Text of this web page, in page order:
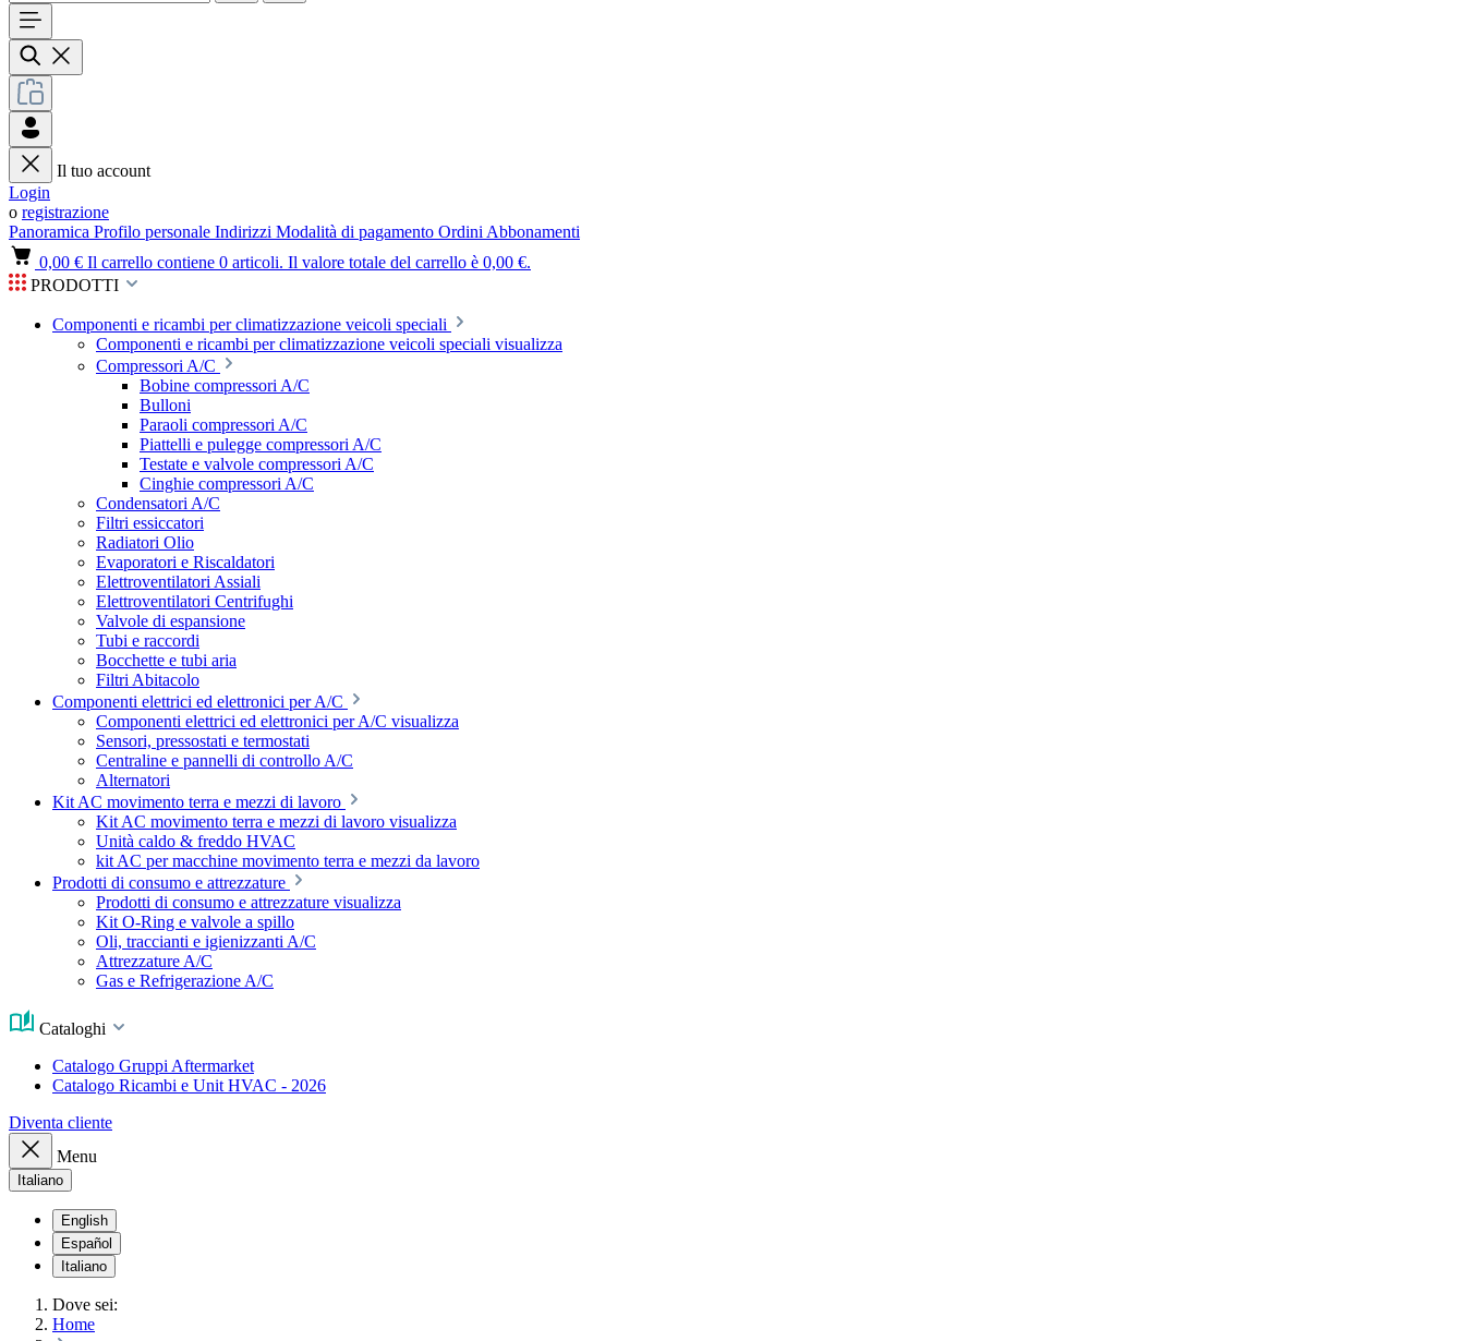
Il tuo account
Login
o registrazione
Panoramica Profilo personale Indirizzi Modalità di pagamento Ordini Abbonamenti
0,00 € Il carrello contiene 0 articoli. Il valore totale del carrello è 0,00 €.
PRODOTTI
Componenti e ricambi per climatizzazione veicoli speciali
Componenti e ricambi per climatizzazione veicoli speciali visualizza
Compressori A/C
Bobine compressori A/C
Bulloni
Paraoli compressori A/C
Piattelli e pulegge compressori A/C
Testate e valvole compressori A/C
Cinghie compressori A/C
Condensatori A/C
Filtri essiccatori
Radiatori Olio
Evaporatori e Riscaldatori
Elettroventilatori Assiali
Elettroventilatori Centrifughi
Valvole di espansione
Tubi e raccordi
Bocchette e tubi aria
Filtri Abitacolo
Componenti elettrici ed elettronici per A/C
Componenti elettrici ed elettronici per A/C visualizza
Sensori, pressostati e termostati
Centraline e pannelli di controllo A/C
Alternatori
Kit AC movimento terra e mezzi di lavoro
Kit AC movimento terra e mezzi di lavoro visualizza
Unità caldo & freddo HVAC
kit AC per macchine movimento terra e mezzi da lavoro
Prodotti di consumo e attrezzature
Prodotti di consumo e attrezzature visualizza
Kit O-Ring e valvole a spillo
Oli, traccianti e igienizzanti A/C
Attrezzature A/C
Gas e Refrigerazione A/C
Cataloghi
Catalogo Gruppi Aftermarket
Catalogo Ricambi e Unit HVAC - 2026
Diventa cliente
Menu
Italiano
English
Español
Italiano
Dove sei:
Home